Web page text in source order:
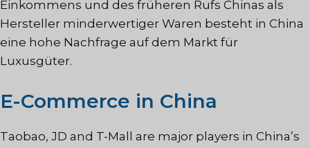
Einkommens und des früheren Rufs Chinas als
Hersteller minderwertiger Waren besteht in China
eine hohe Nachfrage auf dem Markt für
Luxusgüter.
E-Commerce in China
Taobao, JD and T-Mall are major players in China’s